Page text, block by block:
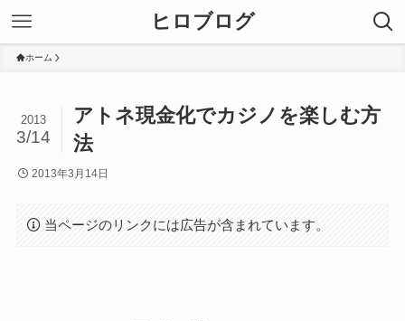
ヒロブログ
ホーム
アトネ現金化でカジノを楽しむ方
法
2013
3/14
2013年3月14日
当ページのリンクには広告が含まれています。